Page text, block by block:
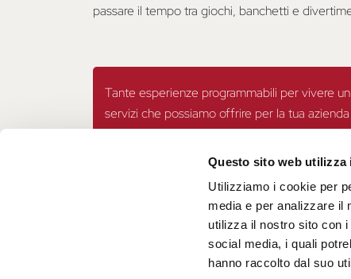
Questo sito web utilizza
Utilizziamo i cookie per
media e per analizzare il
utilizza il nostro sito con
social media, i quali
hanno raccolto dal suo
passare il tempo tra giochi, banchetti e
Tante esperienze programmabili per vivere
servizi che possiamo offrire per la tua